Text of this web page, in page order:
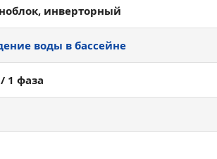
инверторный
воды в бассейне
1 фаза